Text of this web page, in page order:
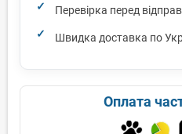
Перевірка перед
Швидка доставка по
Оплата